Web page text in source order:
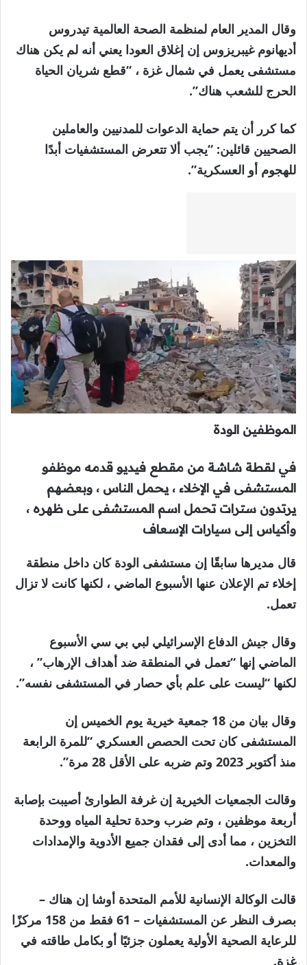
وقال المدير العام لمنظمة الصحة العالمية تيدروس
أديهانوم غيبريزوس إن إغلاق العودا يعني أنه لم يكن هناك
مستشفى يعمل في شمال غزة ، “قطع شريان الحياة
الحرج للشعب هناك”.
كما كرر أن يتم حماية الدعوات للمدنيين والعاملين
الصحيين قائلين: “يجب ألا تتعرض المستشفيات أبدًا
للهجوم أو العسكرية”.
الموظفين الودة
في لقطة شاشة من مقطع فيديو قدمه موظفو
المستشفى في الإخلاء ، يحمل الناس ، وبعضهم
يرتدون سترات تحمل اسم المستشفى على ظهره ،
وأكياس إلى سيارات الإسعاف
قال مديرها سابقًا إن مستشفى الودة كان داخل منطقة
إخلاء تم الإعلان عنها الأسبوع الماضي ، لكنها كانت لا تزال
تعمل.
وقال جيش الدفاع الإسرائيلي لبي بي سي الأسبوع
الماضي إنها “تعمل في المنطقة ضد أهداف الإرهاب” ،
لكنها “ليست على علم بأي حصار في المستشفى نفسه”.
وقال بيان من 18 جمعية خيرية يوم الخميس إن
المستشفى كان تحت الحصص العسكري “للمرة الرابعة
منذ أكتوبر 2023 وتم ضربه على الأقل 28 مرة”.
وقالت الجمعيات الخيرية إن غرفة الطوارئ أصيبت بإصابة
أربعة موظفين ، وتم ضرب وحدة تحلية المياه ووحدة
التخزين ، مما أدى إلى فقدان جميع الأدوية والإمدادات
والمعدات.
قالت الوكالة الإنسانية للأمم المتحدة أوشا إن هناك –
بصرف النظر عن المستشفيات – 61 فقط من 158 مركزًا
للرعاية الصحية الأولية يعملون جزئيًا أو بكامل طاقته في
غزة.